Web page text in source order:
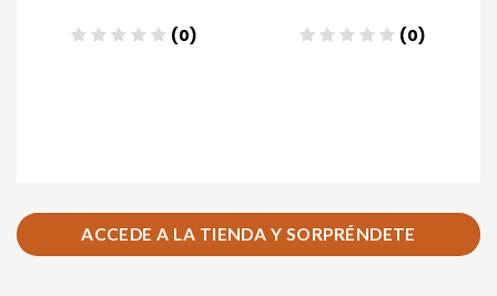
ACCEDE A LA TIENDA Y SORPRÉNDETE